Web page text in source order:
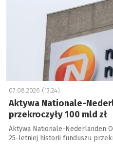
07.08.2026 (13:24)
Aktywa Nationale-
przekroczyły 100 mld zł
Aktywa Nationale-Nederlanden
25-letniej historii funduszu